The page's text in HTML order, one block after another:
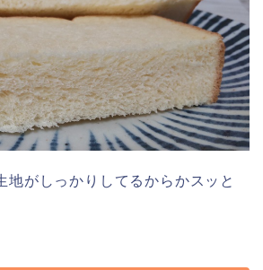
地がしっかりしてるからかスッと